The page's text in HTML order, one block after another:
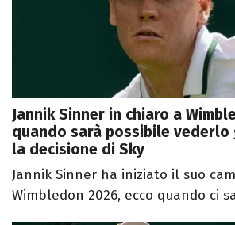
Jannik Sinner in chiaro a
quando sarà possibile vederlo
la decisione di Sky
Jannik Sinner ha iniziato il suo
Wimbledon 2026, ecco quando ci